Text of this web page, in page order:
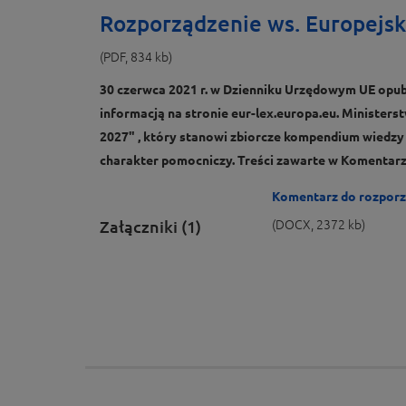
Rozporządzenie ws.
(PDF, 834 kb)
30 czerwca 2021 r. w Dzienniku Urzędowym UE
informacją na stronie eur-lex.europa.eu.
2027" , który stanowi zbiorcze kompendium
charakter pomocniczy. Treści zawarte w
Załączniki (1)
Komentarz do
(DOCX, 2372 kb)